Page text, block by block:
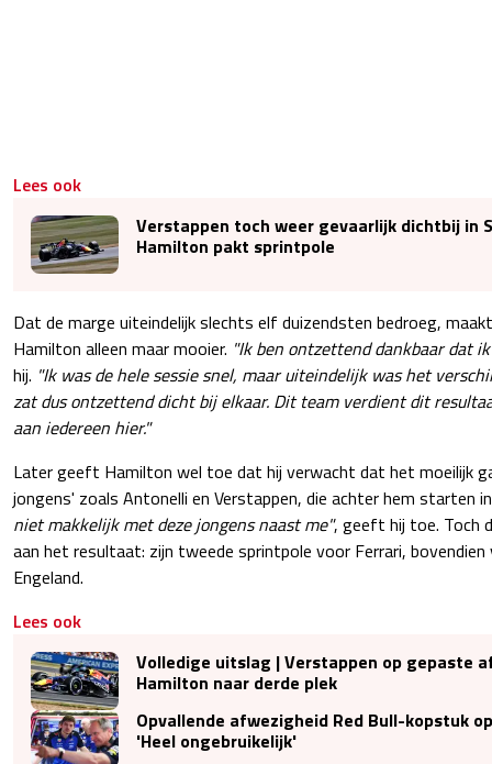
Lees ook
Verstappen toch weer gevaarlijk dichtbij in
Hamilton pakt sprintpole
Dat de marge uiteindelijk slechts elf duizendsten bedroeg,
Hamilton alleen maar mooier. "Ik ben ontzettend dankbaar dat
hij. "Ik was de hele sessie snel, maar uiteindelijk was het
zat dus ontzettend dicht bij elkaar. Dit team verdient dit
aan iedereen hier."
Later geeft Hamilton wel toe dat hij verwacht dat het moeilijk
jongens' zoals Antonelli en Verstappen, die achter hem starten
niet makkelijk met deze jongens naast me", geeft hij toe. Toch
aan het resultaat: zijn tweede sprintpole voor Ferrari, bovendien
Engeland.
Lees ook
Volledige uitslag | Verstappen op gepaste
Hamilton naar derde plek
Opvallende afwezigheid Red Bull-kopstuk
'Heel ongebruikelijk'